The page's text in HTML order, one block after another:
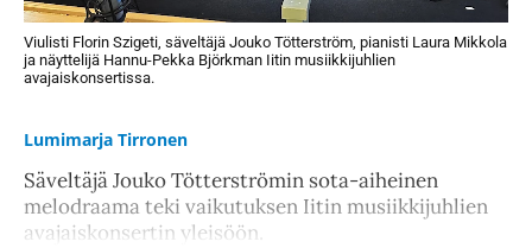
Viulisti Florin Szigeti, säveltäjä Jouko Tötterström, pianisti Laura Mikkola
ja näyttelijä Hannu-Pekka Björkman Iitin musiikkijuhlien
avajaiskonsertissa.
Lumimarja Tirronen
Säveltäjä Jouko Tötterströmin sota-aiheinen
melodraama teki vaikutuksen Iitin musiikkijuhlien
avajaiskonsertin yleisöön.